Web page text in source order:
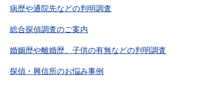
病歴や通院先などの判明調査
総合探偵調査のご案内
婚姻歴や離婚歴、子供の有無などの判明調査
探偵・興信所のお悩み事例